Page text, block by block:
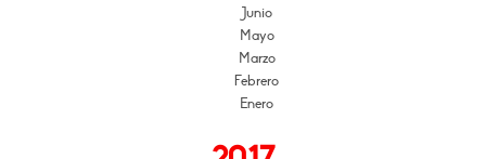
Junio
Mayo
Marzo
Febrero
Enero